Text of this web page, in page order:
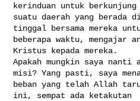
kerinduan untuk berkunjung
suatu daerah yang berada
tinggal bersama mereka
beberapa waktu, mengajar
Kristus kepada mereka.
Apakah mungkin saya nanti
misi? Yang pasti, saya
beban yang telah Allah
ini, sempat ada ketakutan